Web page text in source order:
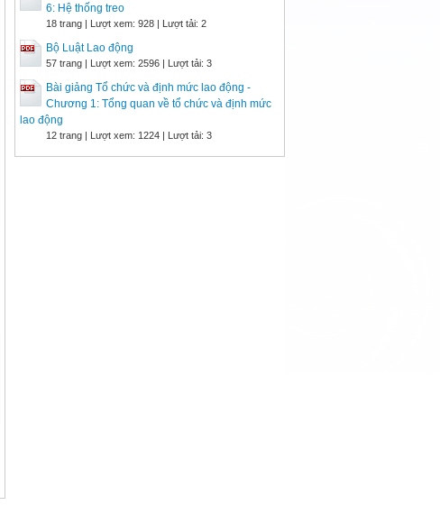
6: Hệ thống treo
18 trang | Lượt xem: 928 | Lượt tải: 2
Bộ Luật Lao động
57 trang | Lượt xem: 2596 | Lượt tải: 3
Bài giảng Tổ chức và định mức lao động -
Chương 1: Tổng quan về tổ chức và định mức
lao động
12 trang | Lượt xem: 1224 | Lượt tải: 3